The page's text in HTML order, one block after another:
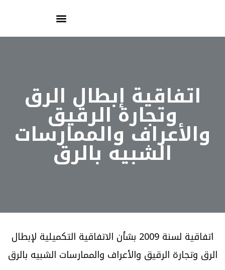
اتفاقية إبطال الرق
وتجارة الرقيق
والأعراف والممارسات
الشبيه بالرق
اتفاقية لسنة 2009 بشأن الاتفاقية التكميلية لإبطال
الرق وتجارة الرقيق والأعراف والممارسات الشبيه بالرق